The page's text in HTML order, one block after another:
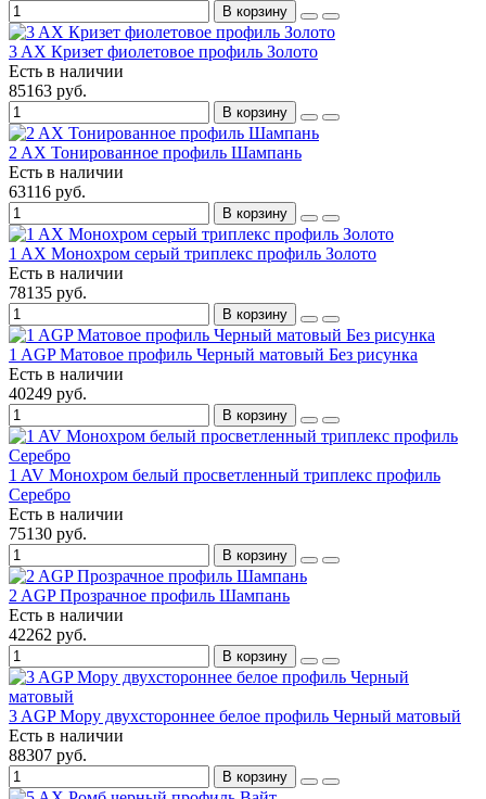
В корзину
3 AX Кризет фиолетовое профиль Золото
Есть в наличии
85163 руб.
В корзину
2 AX Тонированное профиль Шампань
Есть в наличии
63116 руб.
В корзину
1 AX Монохром серый триплекс профиль Золото
Есть в наличии
78135 руб.
В корзину
1 AGP Матовое профиль Черный матовый Без рисунка
Есть в наличии
40249 руб.
В корзину
1 AV Монохром белый просветленный триплекс профиль
Серебро
Есть в наличии
75130 руб.
В корзину
2 AGP Прозрачное профиль Шампань
Есть в наличии
42262 руб.
В корзину
3 AGP Мору двухстороннее белое профиль Черный матовый
Есть в наличии
88307 руб.
В корзину